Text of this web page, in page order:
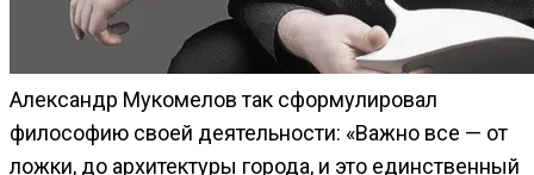
Александр Мукомелов так сформулировал
философию своей деятельности: «Важно все — от
ложки, до архитектуры города, и это единственный